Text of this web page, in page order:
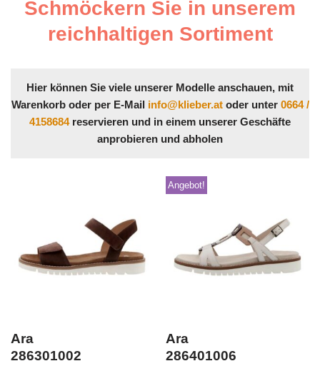
Schmöckern Sie in unserem
reichhaltigen Sortiment
Hier können Sie viele unserer Modelle anschauen, mit
Warenkorb oder per E-Mail info@klieber.atoder unter 0664 /
4158684reservieren und in einem unserer Geschäfte
anprobieren und abholen
Ara
286301002
Angebot!
Ara
286401006